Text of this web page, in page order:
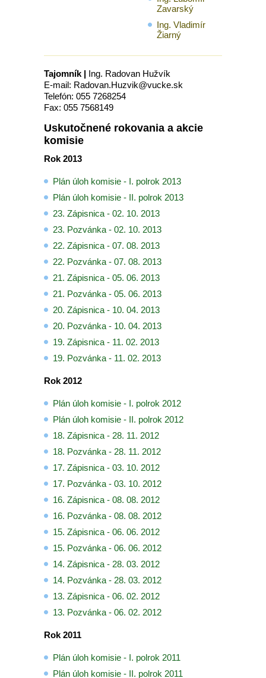
Zavarský
Ing. Vladimír
Žiarný
Tajomník | Ing. Radovan Hužvík
E-mail: Radovan.Huzvik@vucke.sk
Telefón: 055 7268254
Fax: 055 7568149
Uskutočnené rokovania a akcie
komisie
Rok 2013
Plán úloh komisie - I. polrok 2013
Plán úloh komisie - II. polrok 2013
23. Zápisnica - 02. 10. 2013
23. Pozvánka - 02. 10. 2013
22. Zápisnica - 07. 08. 2013
22. Pozvánka - 07. 08. 2013
21. Zápisnica - 05. 06. 2013
21. Pozvánka - 05. 06. 2013
20. Zápisnica - 10. 04. 2013
20. Pozvánka - 10. 04. 2013
19. Zápisnica - 11. 02. 2013
19. Pozvánka - 11. 02. 2013
Rok 2012
Plán úloh komisie - I. polrok 2012
Plán úloh komisie - II. polrok 2012
18. Zápisnica - 28. 11. 2012
18. Pozvánka - 28. 11. 2012
17. Zápisnica - 03. 10. 2012
17. Pozvánka - 03. 10. 2012
16. Zápisnica - 08. 08. 2012
16. Pozvánka - 08. 08. 2012
15. Zápisnica - 06. 06. 2012
15. Pozvánka - 06. 06. 2012
14. Zápisnica - 28. 03. 2012
14. Pozvánka - 28. 03. 2012
13. Zápisnica - 06. 02. 2012
13. Pozvánka - 06. 02. 2012
Rok 2011
Plán úloh komisie - I. polrok 2011
Plán úloh komisie - II. polrok 2011